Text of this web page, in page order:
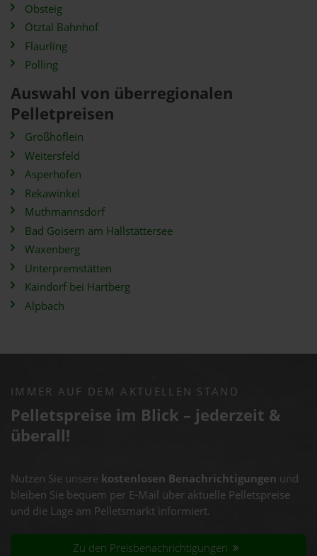
Obsteig
Ötztal Bahnhof
Flaurling
Polling
Auswahl von überregionalen
Pelletpreisen
Großhöflein
Weitersfeld
Asperhofen
Rekawinkel
Muthmannsdorf
Bad Goisern am Hallstättersee
Waxenberg
Unterpremstätten
Kaindorf bei Hartberg
Alpbach
IMMER AUF DEM AKTUELLEN STAND
Pelletspreise im Blick – jederzeit &
überall!
Nutzen Sie unsere kostenlosen Benachrichtigungen und
bleiben Sie bequem per E-Mail über aktuelle Pelletspreise
und die Lage am Pelletsmarkt informiert.
Zu den Preisbenachrichtigungen